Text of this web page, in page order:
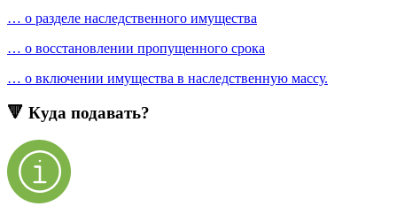
… о разделе наследственного имущества
… о восстановлении пропущенного срока
… о включении имущества в наследственную массу.
🔻 Куда подавать?